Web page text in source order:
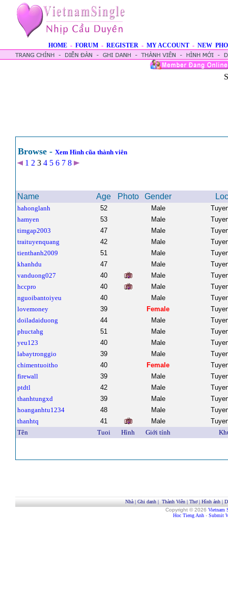
HOME - FORUM - REGISTER - MY ACCOUNT - NEW
Browse - Xem Hình cũa thành viên
1 2 3 4 5 6 7 8
Name Age Photo Gender
hahonglanh 52 Male
hamyen
53 Male
timgap2003
47 Male
traituyenquang
42 Male
tienthanh2009
51 Male
khanhdu
47 Male
vanduong027
40 Male
hccpro
40 Male
nguoibantoiyeu
40 Male
lovemoney
39 Female
doiladaiduong
44 Male
phuctahg
51 Male
yeu123
40 Male
labaytronggio
39 Male
chimentuoitho
40 Female
firewall
39 Male
ptdtl
42 Male
thanhtungxd
39 Male
hoanganhtu1234
48 Male
thanhtq
41 Male
Tên
Tuoi Hình Giới tính
Nhà| Ghi danh| Thành Viên| Thơ| Hình ảnh|
Copyright © 2026 Vietnam
Hoc Tieng Anh - Submit